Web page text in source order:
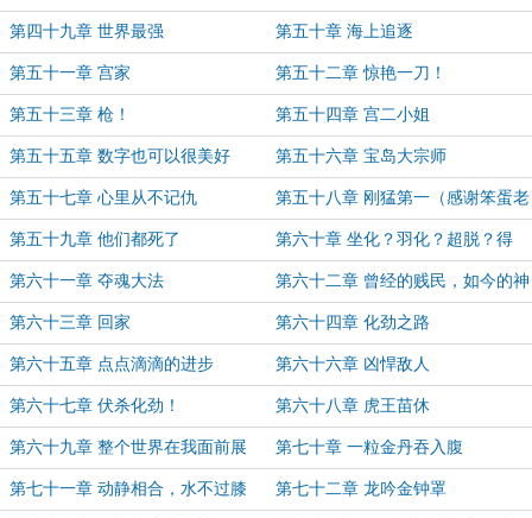
第四十九章 世界最强 第五十章 海上追逐
第五十一章 宫家 第五十二章 惊艳一刀！
第五十三章 枪！ 第五十四章 宫二小姐
第五十五章 数字也可以很美好 第五十六章 宝岛大宗师
第五十七章 心里从不记仇 第五十八章 刚猛第一（感谢笨蛋老
头打赏盟主）
第五十九章 他们都死了 第六十章 坐化？羽化？超脱？得
道？
第六十一章 夺魂大法 第六十二章 曾经的贱民，如今的神
圣
第六十三章 回家 第六十四章 化劲之路
第六十五章 点点滴滴的进步 第六十六章 凶悍敌人
第六十七章 伏杀化劲！ 第六十八章 虎王苗休
第六十九章 整个世界在我面前展
开！
第七十章 一粒金丹吞入腹
第七十一章 动静相合，水不过膝 第七十二章 龙吟金钟罩